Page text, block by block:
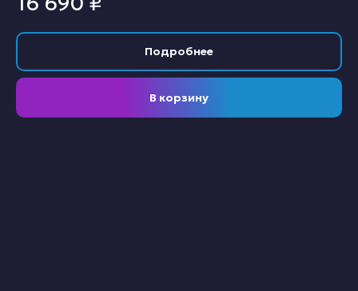
Подробнее
В корзину